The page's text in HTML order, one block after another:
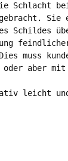
Schlacht
Sie
Schildes
muss
oder aber
leicht